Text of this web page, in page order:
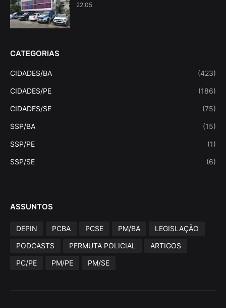
22:05
CATEGORIAS
CIDADES/BA (423)
CIDADES/PE (186)
CIDADES/SE (75)
SSP/BA (15)
SSP/PE (1)
SSP/SE (6)
ASSUNTOS
DEPIN PCBA PCSE PM/BA
LEGISLAÇÃO
PODCASTS
PERMUTA POLICIAL
ARTIGOS
PC/PE
PM/PE PM/SE